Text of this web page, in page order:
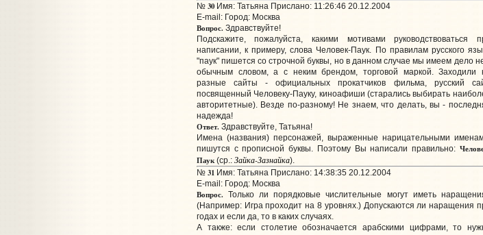
№ 30Имя: Татьяна Прислано: 11:26:46 20.12.2004
E-mail: Город: Москва
Вопрос.Здравствуйте!
Подскажите, пожалуйста, какими мотивами руководствоваться
написании, к примеру, слова Человек-Паук. По правилам русского
"паук" пишется со строчной буквы, но в данном случае мы имеем дело
обычным словом, а с неким брендом, торговой маркой. Заходили
разные сайты - официальных прокатчиков фильма, русский
посвященный Человеку-Пауку, киноафиши (старались выбирать
авторитетные). Везде по-разному! Не знаем, что делать, вы -
надежда!
Ответ.Здравствуйте, Татьяна!
Имена (названия) персонажей, выраженные нарицательными
пишутся с прописной буквы. Поэтому Вы написали правильно:
Паук(ср.: Зайка-Зазнайка).
№ 31Имя: Татьяна Прислано: 14:38:35 20.12.2004
E-mail: Город: Москва
Вопрос.Только ли порядковые числительные могут иметь
(Например: Игра проходит на 8 уровнях.) Допускаются ли наращения
годах и если да, то в каких случаях.
А также: если столетие обозначается арабскими цифрами, то